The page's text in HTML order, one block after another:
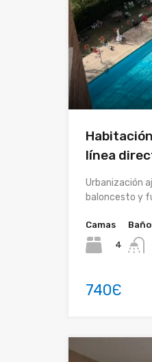
línea
Urbanización
baloncesto y
Camas
4
740Є